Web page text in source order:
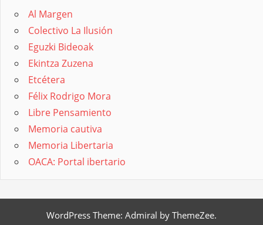
Al Margen
Colectivo La Ilusión
Eguzki Bideoak
Ekintza Zuzena
Etcétera
Félix Rodrigo Mora
Libre Pensamiento
Memoria cautiva
Memoria Libertaria
OACA: Portal ibertario
WordPress Theme: Admiral by ThemeZee.